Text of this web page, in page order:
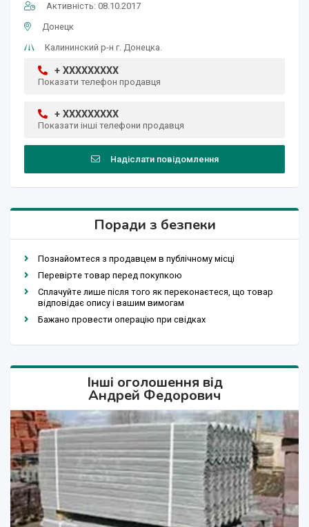
Активність: 08.10.2017
Донецк
Калининский р-н г. Донецка.
+ XXXXXXXXX
Показати телефон продавця
+ XXXXXXXXX
Показати інші телефони продавця
Надіслати повідомлення
Поради з безпеки
Познайомтеся з продавцем в публічному місці
Перевірте товар перед покупкою
Сплачуйте лише після того як переконаєтеся, що товар
відповідає опису і вашим вимогам
Бажано провести операцію при свідках
Інші оголошення від
Андрей Федорович